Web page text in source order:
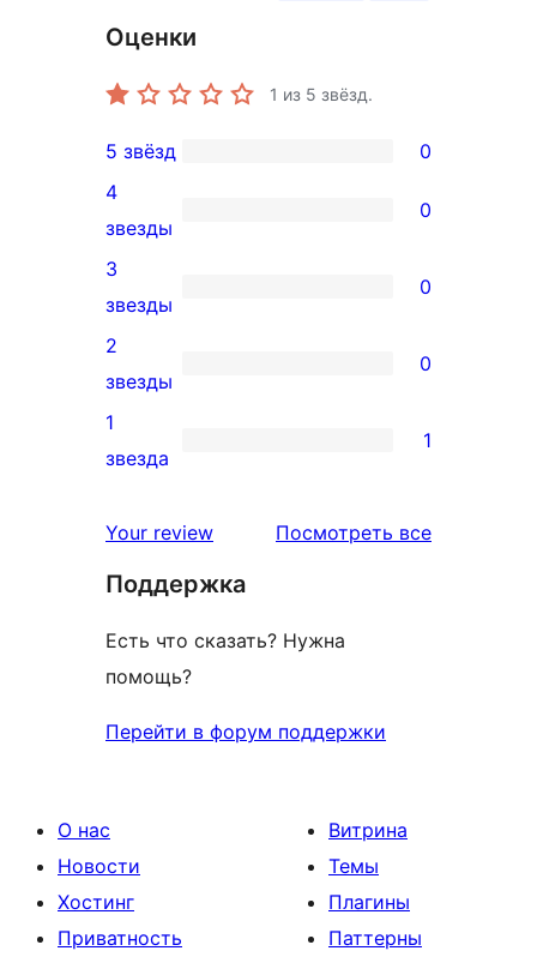
Оценки
1 из 5 звёзд.
0
5-
звездный
отзыв
5 звёзд 0
0
4-
звездный
отзыв
4
звезды
0
0
3-
звездный
отзыв
3
звезды
0
0
2-
звездный
2
звезды
0
1
звездный
1
звезда
1
Your review Посмотреть всеотзывы
Поддержка
Есть что сказать? Нужна
помощь?
Перейти в форум поддержки
О нас
Новости
Хостинг
Приватность
Витрина
Темы
Плагины
Паттерны